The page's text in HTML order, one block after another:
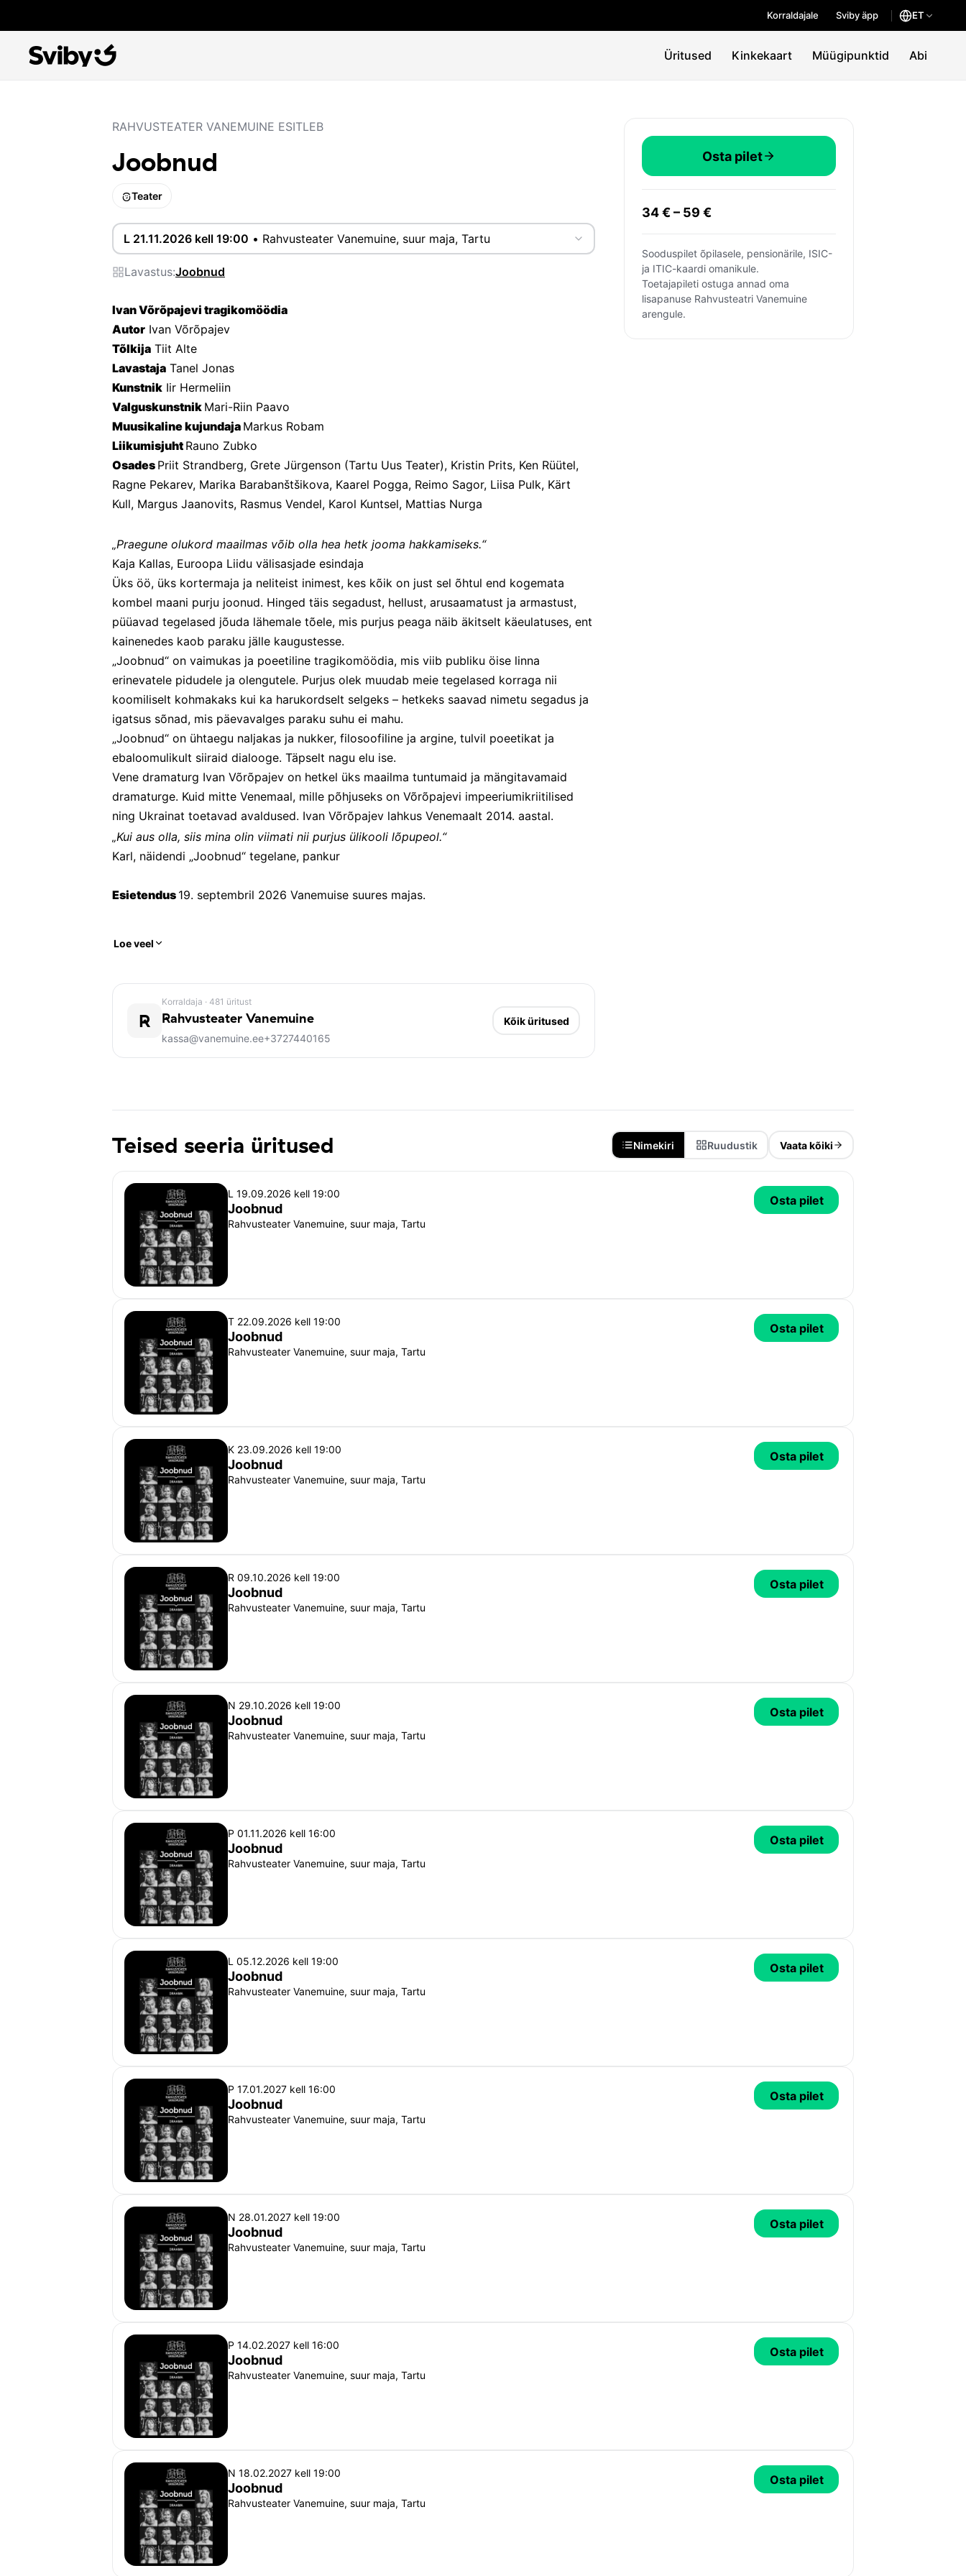
Korraldajale Sviby äpp ET
Üritused Kinkekaart Müügipunktid Abi
RAHVUSTEATER VANEMUINE ESITLEB
Joobnud
Teater
L 21.11.2026 kell 19:00 • Rahvusteater Vanemuine, suur maja, Tartu
Lavastus:Joobnud
Ivan Võrõpajevi tragikomöödia
Autor Ivan Võrõpajev
Tõlkija Tiit Alte
Lavastaja Tanel Jonas
Kunstnik Iir Hermeliin
Valguskunstnik Mari-Riin Paavo
Muusikaline kujundaja Markus Robam
Liikumisjuht Rauno Zubko
Osades Priit Strandberg, Grete Jürgenson (Tartu Uus Teater), Kristin Prits, Ken Rüütel,
Ragne Pekarev, Marika Barabanštšikova, Kaarel Pogga, Reimo Sagor, Liisa Pulk, Kärt
Kull, Margus Jaanovits, Rasmus Vendel, Karol Kuntsel, Mattias Nurga
„Praegune olukord maailmas võib olla hea hetk jooma hakkamiseks.“
Kaja Kallas, Euroopa Liidu välisasjade esindaja
Üks öö, üks kortermaja ja neliteist inimest, kes kõik on just sel õhtul end kogemata
kombel maani purju joonud. Hinged täis segadust, hellust, arusaamatust ja armastust,
püüavad tegelased jõuda lähemale tõele, mis purjus peaga näib äkitselt käeulatuses, ent
kainenedes kaob paraku jälle kaugustesse.
„Joobnud“ on vaimukas ja poeetiline tragikomöödia, mis viib publiku öise linna
erinevatele pidudele ja olengutele. Purjus olek muudab meie tegelased korraga nii
koomiliselt kohmakaks kui ka harukordselt selgeks – hetkeks saavad nimetu segadus ja
igatsus sõnad, mis päevavalges paraku suhu ei mahu.
„Joobnud“ on ühtaegu naljakas ja nukker, filosoofiline ja argine, tulvil poeetikat ja
ebaloomulikult siiraid dialooge. Täpselt nagu elu ise.
Vene dramaturg Ivan Võrõpajev on hetkel üks maailma tuntumaid ja mängitavamaid
dramaturge. Kuid mitte Venemaal, mille põhjuseks on Võrõpajevi impeeriumikriitilised
ning Ukrainat toetavad avaldused. Ivan Võrõpajev lahkus Venemaalt 2014. aastal.
„Kui aus olla, siis mina olin viimati nii purjus ülikooli lõpupeol.“
Karl, näidendi „Joobnud“ tegelane, pankur
Esietendus 19. septembril 2026 Vanemuise suures majas.
Loe veel
R
Korraldaja · 481 üritust
Rahvusteater Vanemuine
kassa@vanemuine.ee+3727440165
Kõik üritused
Osta pilet
34 € – 59 €
Sooduspilet õpilasele, pensionärile, ISIC-
ja ITIC-kaardi omanikule.
Toetajapileti ostuga annad oma
lisapanuse Rahvusteatri Vanemuine
arengule.
Teised seeria üritused Nimekiri Ruudustik Vaata kõiki
L 19.09.2026 kell 19:00
Joobnud
Rahvusteater Vanemuine, suur maja, Tartu
Osta pilet
T 22.09.2026 kell 19:00
Joobnud
Rahvusteater Vanemuine, suur maja, Tartu
Osta pilet
K 23.09.2026 kell 19:00
Joobnud
Rahvusteater Vanemuine, suur maja, Tartu
Osta pilet
R 09.10.2026 kell 19:00
Joobnud
Rahvusteater Vanemuine, suur maja, Tartu
Osta pilet
N 29.10.2026 kell 19:00
Joobnud
Rahvusteater Vanemuine, suur maja, Tartu
Osta pilet
P 01.11.2026 kell 16:00
Joobnud
Rahvusteater Vanemuine, suur maja, Tartu
Osta pilet
L 05.12.2026 kell 19:00
Joobnud
Rahvusteater Vanemuine, suur maja, Tartu
Osta pilet
P 17.01.2027 kell 16:00
Joobnud
Rahvusteater Vanemuine, suur maja, Tartu
Osta pilet
N 28.01.2027 kell 19:00
Joobnud
Rahvusteater Vanemuine, suur maja, Tartu
Osta pilet
P 14.02.2027 kell 16:00
Joobnud
Rahvusteater Vanemuine, suur maja, Tartu
Osta pilet
N 18.02.2027 kell 19:00
Joobnud
Rahvusteater Vanemuine, suur maja, Tartu
Osta pilet